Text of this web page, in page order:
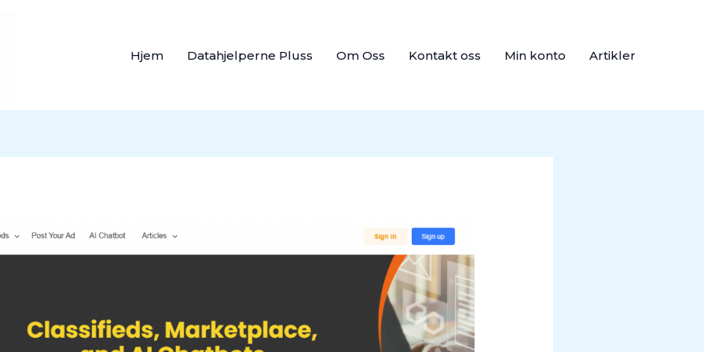
Hjem Datahjelperne Pluss Om Oss Kontakt oss Min konto Artikler